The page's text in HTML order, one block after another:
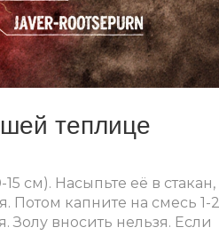
теплице
см). Насыпьте её в стакан,
Потом капните на смесь 1-2
Золу вносить нельзя. Если